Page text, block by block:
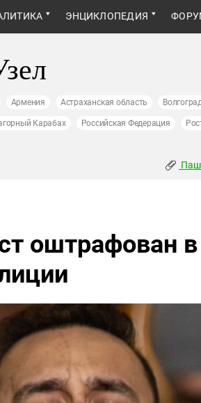
ЭНЦИКЛОПЕДИЯ
Армения Астраханская область
Карабах Российская Федерация
оштрафован